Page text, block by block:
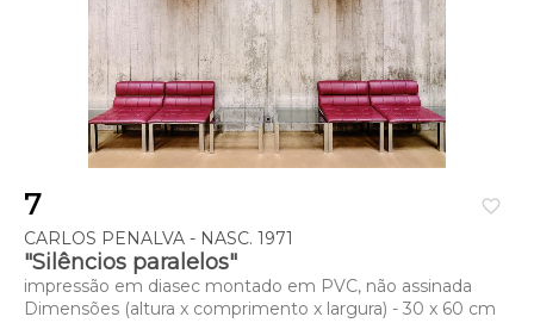
favorite_border
7
CARLOS PENALVA - NASC. 1971
"Silêncios paralelos"
impressão em diasec montado em PVC, não assinada
Dimensões (altura x comprimento x largura) - 30 x 60 cm